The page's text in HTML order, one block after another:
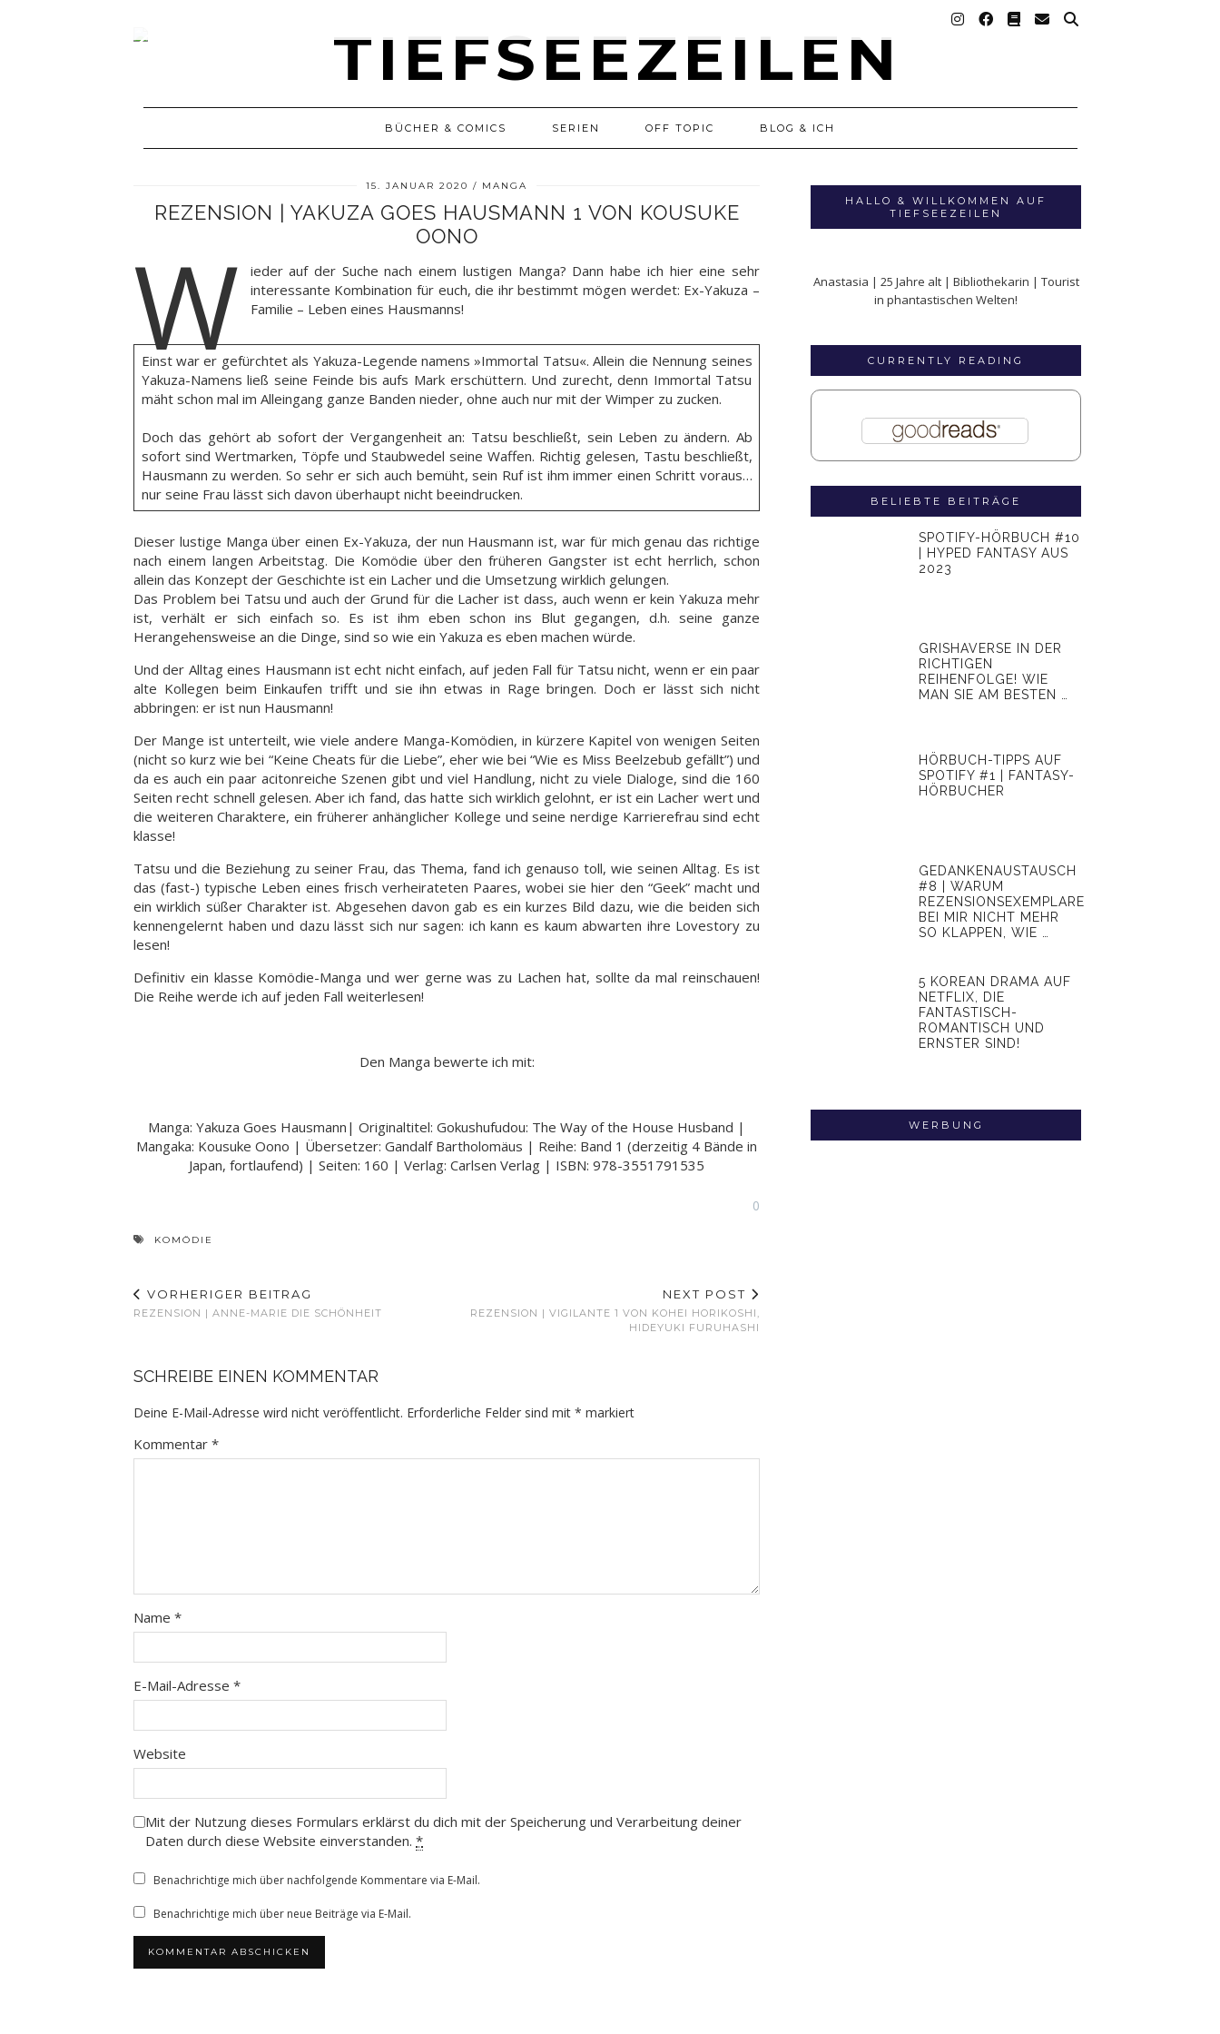
BÜCHER & COMICS SERIEN OFF TOPIC BLOG & ICH
15. JANUAR 2020 MANGA
REZENSION | YAKUZA GOES HAUSMANN 1 VON KOUSUKE
OONO
W
ieder auf der Suche nach einem lustigen Manga? Dann habe ich hier eine sehr
interessante Kombination für euch, die ihr bestimmt mögen werdet: Ex-Yakuza –
Familie – Leben eines Hausmanns!
Einst war er gefürchtet als Yakuza-Legende namens »Immortal Tatsu«. Allein die Nennung seines
Yakuza-Namens ließ seine Feinde bis aufs Mark erschüttern. Und zurecht, denn Immortal Tatsu
mäht schon mal im Alleingang ganze Banden nieder, ohne auch nur mit der Wimper zu zucken.
Doch das gehört ab sofort der Vergangenheit an: Tatsu beschließt, sein Leben zu ändern. Ab
sofort sind Wertmarken, Töpfe und Staubwedel seine Waffen. Richtig gelesen, Tastu beschließt,
Hausmann zu werden. So sehr er sich auch bemüht, sein Ruf ist ihm immer einen Schritt voraus…
nur seine Frau lässt sich davon überhaupt nicht beeindrucken.
Dieser lustige Manga über einen Ex-Yakuza, der nun Hausmann ist, war für mich genau das richtige
nach einem langen Arbeitstag. Die Komödie über den früheren Gangster ist echt herrlich, schon
allein das Konzept der Geschichte ist ein Lacher und die Umsetzung wirklich gelungen.
Das Problem bei Tatsu und auch der Grund für die Lacher ist dass, auch wenn er kein Yakuza mehr
ist, verhält er sich einfach so. Es ist ihm eben schon ins Blut gegangen, d.h. seine ganze
Herangehensweise an die Dinge, sind so wie ein Yakuza es eben machen würde.
Und der Alltag eines Hausmann ist echt nicht einfach, auf jeden Fall für Tatsu nicht, wenn er ein paar
alte Kollegen beim Einkaufen trifft und sie ihn etwas in Rage bringen. Doch er lässt sich nicht
abbringen: er ist nun Hausmann!
Der Mange ist unterteilt, wie viele andere Manga-Komödien, in kürzere Kapitel von wenigen Seiten
(nicht so kurz wie bei “Keine Cheats für die Liebe”, eher wie bei “Wie es Miss Beelzebub gefällt”) und
da es auch ein paar acitonreiche Szenen gibt und viel Handlung, nicht zu viele Dialoge, sind die 160
Seiten recht schnell gelesen. Aber ich fand, das hatte sich wirklich gelohnt, er ist ein Lacher wert und
die weiteren Charaktere, ein früherer anhänglicher Kollege und seine nerdige Karrierefrau sind echt
klasse!
Tatsu und die Beziehung zu seiner Frau, das Thema, fand ich genauso toll, wie seinen Alltag. Es ist
das (fast-) typische Leben eines frisch verheirateten Paares, wobei sie hier den “Geek” macht und
ein wirklich süßer Charakter ist. Abgesehen davon gab es ein kurzes Bild dazu, wie die beiden sich
kennengelernt haben und dazu lässt sich nur sagen: ich kann es kaum abwarten ihre Lovestory zu
lesen!
Definitiv ein klasse Komödie-Manga und wer gerne was zu Lachen hat, sollte da mal reinschauen!
Die Reihe werde ich auf jeden Fall weiterlesen!
Den Manga bewerte ich mit:
Manga: Yakuza Goes Hausmann| Originaltitel: Gokushufudou: The Way of the House Husband |
Mangaka: Kousuke Oono | Übersetzer: Gandalf Bartholomäus | Reihe: Band 1 (derzeitig 4 Bände in
Japan, fortlaufend) | Seiten: 160 | Verlag: Carlsen Verlag | ISBN: 978-3551791535
0
KOMÖDIE
VORHERIGER BEITRAG
REZENSION | ANNE-MARIE DIE SCHÖNHEIT
NEXT POST
REZENSION | VIGILANTE 1 VON KOHEI HORIKOSHI,
HIDEYUKI FURUHASHI
SCHREIBE EINEN KOMMENTAR
Deine E-Mail-Adresse wird nicht veröffentlicht. Erforderliche Felder sind mit * markiert
Kommentar *
Name *
E-Mail-Adresse *
Website
Mit der Nutzung dieses Formulars erklärst du dich mit der Speicherung und Verarbeitung deiner
Daten durch diese Website einverstanden. *
Benachrichtige mich über nachfolgende Kommentare via E-Mail.
Benachrichtige mich über neue Beiträge via E-Mail.
HALLO & WILLKOMMEN AUF
TIEFSEEZEILEN
Anastasia | 25 Jahre alt | Bibliothekarin | Tourist
in phantastischen Welten!
CURRENTLY READING
BELIEBTE BEITRÄGE
SPOTIFY-HÖRBUCH #10
| HYPED FANTASY AUS
2023
GRISHAVERSE IN DER
RICHTIGEN
REIHENFOLGE! WIE
MAN SIE AM BESTEN …
HÖRBUCH-TIPPS AUF
SPOTIFY #1 | FANTASY-
HÖRBUCHER
GEDANKENAUSTAUSCH
#8 | WARUM
REZENSIONSEXEMPLARE
BEI MIR NICHT MEHR
SO KLAPPEN, WIE …
5 KOREAN DRAMA AUF
NETFLIX, DIE
FANTASTISCH-
ROMANTISCH UND
ERNSTER SIND!
WERBUNG